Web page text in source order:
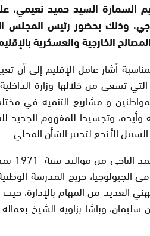
السمارة السيد حميد نعيمي،
وذلك بحضور رئيس
الخارجية والعسكرية
أشار عامل الإقليم إلى أن
التي تسعى من خلالها وزارة
و مشاريع التنمية في
وأيده، وتجسيدا للمفهوم
السبيل الأنجع لتدبير الشأن المحلي.
العديد من المهام
وباشا بزاوية الشيخ